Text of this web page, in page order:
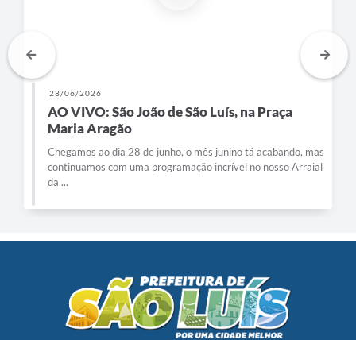
28/06/2026
AO VIVO: São João de São Luís, na Praça
Maria Aragão
Chegamos ao dia 28 de junho, o mês junino tá acabando, mas
continuamos com uma programação incrível no nosso Arraial
da ...